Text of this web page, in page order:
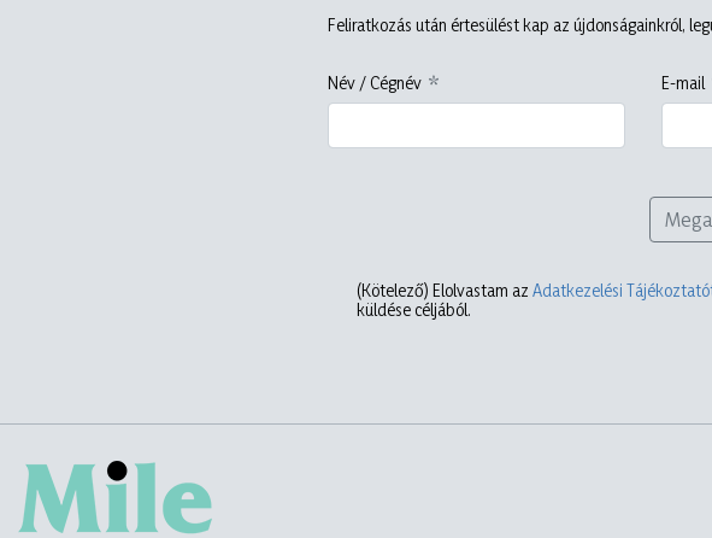
Feliratkozás után értesülést kap az újdonságainkról,
Név / Cégnév E-mail
(Kötelező) Elolvastam az Adatkezelési
küldése céljából.